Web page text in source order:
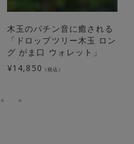
木玉のパチン音に癒される
「ドロップツリー木玉 ロン
グ がま口 ウォレット」
¥14,850 （税込）